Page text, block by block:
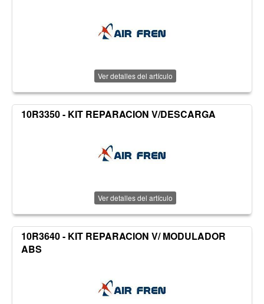
Ver detalles del artículo
10R3350 - KIT REPARACION V/DESCARGA
Ver detalles del artículo
10R3640 - KIT REPARACION V/ MODULADOR
ABS